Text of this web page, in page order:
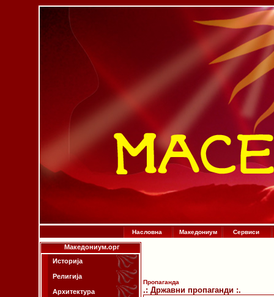
Насловна Македониум Сервиси
Македониум.орг
Историја
Религија
Архитектура
Пропаганда
.: Државни пропаганди :.